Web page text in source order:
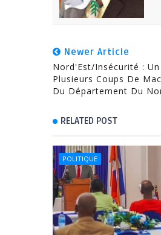
Newer Article
Nord'Est/Insécurité :
Plusieurs Coups De
Du Département Du
RELATED POST
POLITIQUE